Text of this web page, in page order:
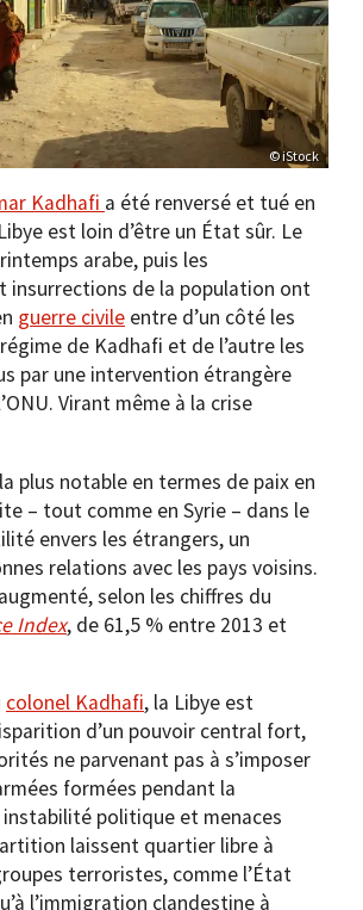
© iStock
Kadhafi a été renversé et tué en
est loin d’être un État sûr. Le
arabe, puis les
insurrections de la population ont
guerre civile entre d’un côté les
de Kadhafi et de l’autre les
par une intervention étrangère
Virant même à la crise
plus notable en termes de paix en
– tout comme en Syrie – dans le
envers les étrangers, un
relations avec les pays voisins.
selon les chiffres du
Index, de 61,5 % entre 2013 et
colonel Kadhafi, la Libye est
d’un pouvoir central fort,
ne parvenant pas à s’imposer
formées pendant la
politique et menaces
laissent quartier libre à
terroristes, comme l’État
l’immigration clandestine à